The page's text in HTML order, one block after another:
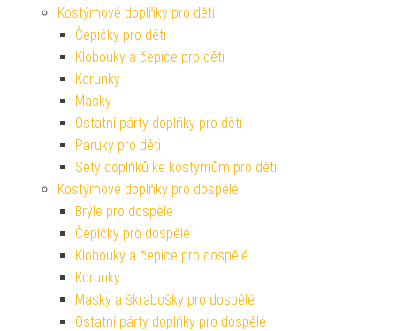
Kostýmové doplňky pro děti
Čepičky pro děti
Klobouky a čepice pro děti
Korunky
Masky
Ostatní párty doplňky pro děti
Paruky pro děti
Sety doplňků ke kostýmům pro děti
Kostýmové doplňky pro dospělé
Brýle pro dospělé
Čepičky pro dospělé
Klobouky a čepice pro dospělé
Korunky
Masky a škrabošky pro dospělé
Ostatní párty doplňky pro dospělé